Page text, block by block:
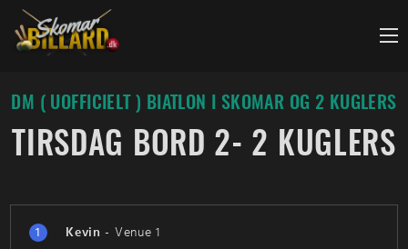
Fortsæt
indhold
DM ( UOFFICIELT ) BIATLON I SKOMAR OG 2 KUGLERS
TIRSDAG BORD 2- 2 KUGLERS
1 Kevin - Venue 1